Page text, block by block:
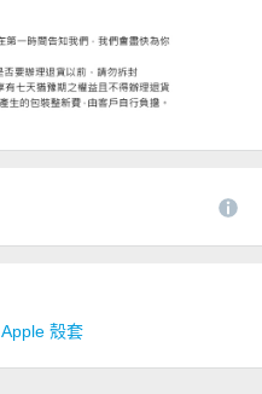
Apple 殼套